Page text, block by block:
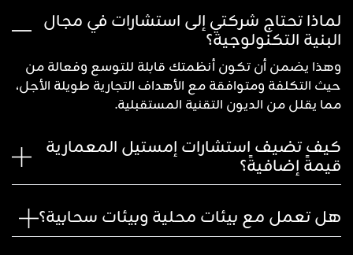
لماذا تحتاج شركتي إلى استشارات في مجال
البنية التكنولوجية؟
وهذا يضمن أن تكون أنظمتك قابلة للتوسع وفعالة من
حيث التكلفة ومتوافقة مع الأهداف التجارية طويلة الأجل،
مما يقلل من الديون التقنية المستقبلية.
كيف تضيف استشارات إمستيل المعمارية
قيمةً إضافيةً؟
هل تعمل مع بيئات محلية وبيئات سحابية؟